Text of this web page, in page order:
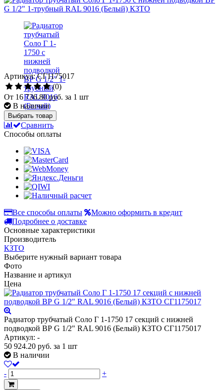
Артикул: СГ1175017
(0)
От 16 736.80 руб. за 1 шт
В наличии
Выбрать товар
Сравнить
Способы оплаты
Все способы оплаты
Можно оформить в кредит
Подробнее о доставке
Основные характеристики
Производитель
КЗТО
Выберите нужный вариант товара
Фото
Название и артикул
Цена
Радиатор трубчатый Соло Г 1-1750 17 секций с нижней
подводкой ВР G 1/2" RAL 9016 (Белый) КЗТО СГ1175017
Артикул: -
50 924.20 руб. за 1 шт
В наличии
- +